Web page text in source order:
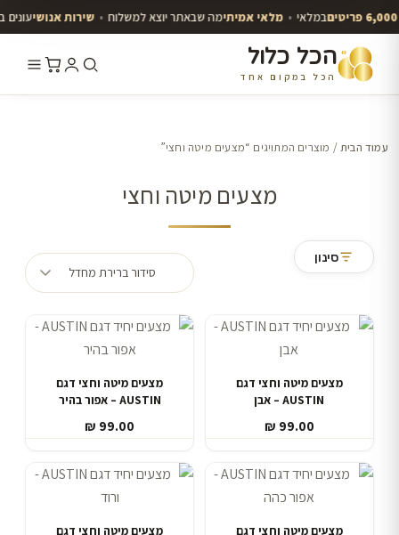
במלאי • מלאי אמיתימה שבאתר יוצא למשלוח • שירות אנושיעונים
הכל כלול
הכל במקום אחד
עמוד הבית/ מוצרים המתויגים “מצעים מיטה וחצי”
מצעים מיטה וחצי
סינון
מצעים מיטה וחצי דגם
AUSTIN – אבן
₪ 99.00
מצעים מיטה וחצי דגם
AUSTIN – אפור בהיר
₪ 99.00
מצעים מיטה וחצי דגם
מצעים מיטה וחצי דגם